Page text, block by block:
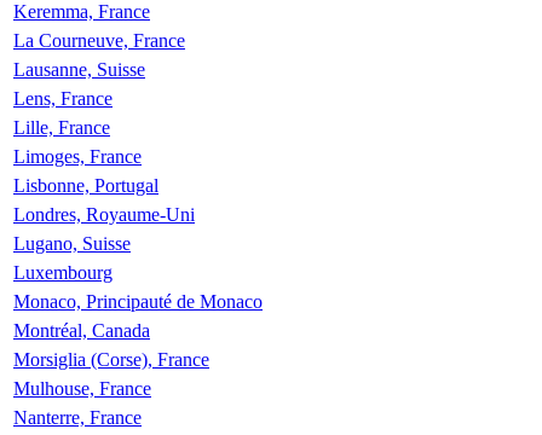
Keremma, France
La Courneuve, France
Lausanne, Suisse
Lens, France
Lille, France
Limoges, France
Lisbonne, Portugal
Londres, Royaume-Uni
Lugano, Suisse
Luxembourg
Monaco, Principauté de Monaco
Montréal, Canada
Morsiglia (Corse), France
Mulhouse, France
Nanterre, France